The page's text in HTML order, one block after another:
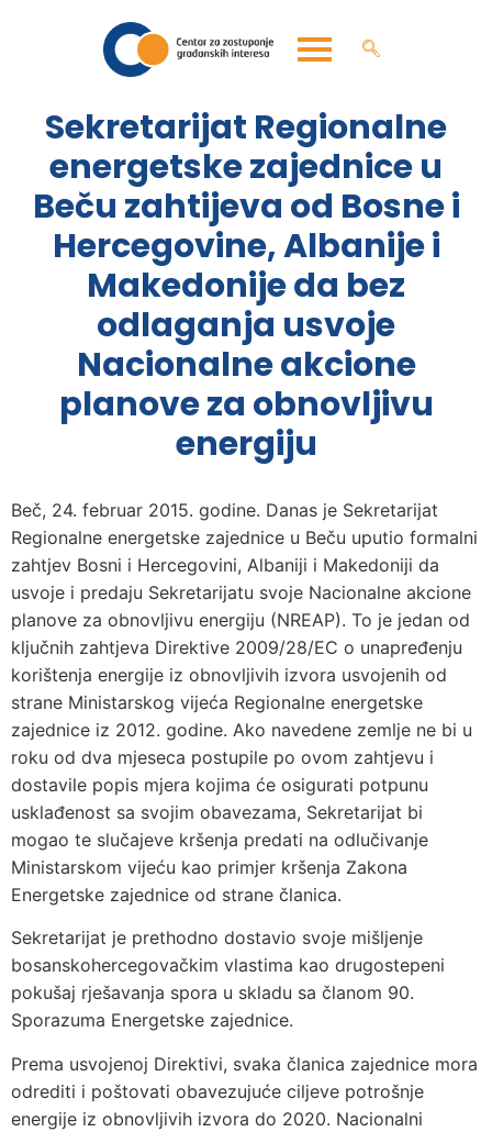
Sekretarijat Regionalne
energetske zajednice u
Beču zahtijeva od Bosne i
Hercegovine, Albanije i
Makedonije da bez
odlaganja usvoje
Nacionalne akcione
planove za obnovljivu
energiju
Beč, 24. februar 2015. godine. Danas je Sekretarijat
Regionalne energetske zajednice u Beču uputio formalni
zahtjev Bosni i Hercegovini, Albaniji i Makedoniji da
usvoje i predaju Sekretarijatu svoje Nacionalne akcione
planove za obnovljivu energiju (NREAP). To je jedan od
ključnih zahtjeva Direktive 2009/28/EC o unapređenju
korištenja energije iz obnovljivih izvora usvojenih od
strane Ministarskog vijeća Regionalne energetske
zajednice iz 2012. godine. Ako navedene zemlje ne bi u
roku od dva mjeseca postupile po ovom zahtjevu i
dostavile popis mjera kojima će osigurati potpunu
usklađenost sa svojim obavezama, Sekretarijat bi
mogao te slučajeve kršenja predati na odlučivanje
Ministarskom vijeću kao primjer kršenja Zakona
Energetske zajednice od strane članica.
Sekretarijat je prethodno dostavio svoje mišljenje
bosanskohercegovačkim vlastima kao drugostepeni
pokušaj rješavanja spora u skladu sa članom 90.
Sporazuma Energetske zajednice.
Prema usvojenoj Direktivi, svaka članica zajednice mora
odrediti i poštovati obavezujuće ciljeve potrošnje
energije iz obnovljivih izvora do 2020. Nacionalni